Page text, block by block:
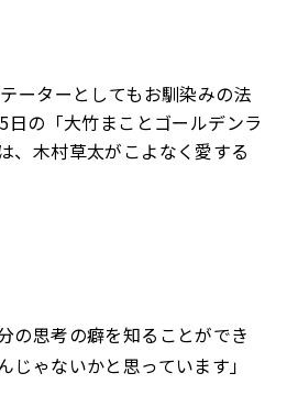
ーターとしてもお馴染みの法
の「大竹まことゴールデンラ
、木村草太がこよなく愛する
の思考の癖を知ることができ
じゃないかと思っています」